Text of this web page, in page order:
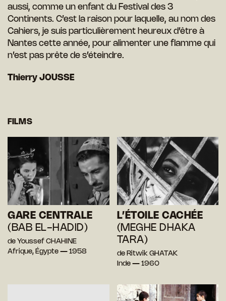
aussi, comme un enfant du Festival des 3
Continents. C’est la raison pour laquelle, au nom des
Cahiers, je suis particulièrement heureux d’être à
Nantes cette année, pour alimenter une flamme qui
n’est pas prête de s’éteindre.
Thierry JOUSSE
FILMS
GARE CENTRALE
(BAB EL-HADID)
de Youssef CHAHINE
Afrique, Égypte — 1958
L’ÉTOILE CACHÉE
(MEGHE DHAKA
TARA)
de Ritwik GHATAK
Inde — 1960